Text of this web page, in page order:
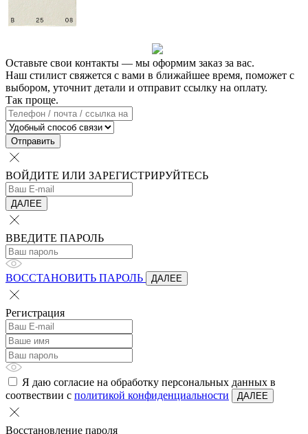
Оставьте свои контакты — мы оформим заказ за вас.
Наш стилист свяжется с вами в ближайшее время, поможет с
выбором, уточнит детали и отправит ссылку на оплату.
Так проще.
Отправить
ВОЙДИТЕ ИЛИ ЗАРЕГИСТРИРУЙТЕСЬ
ДАЛЕЕ
ВВЕДИТЕ ПАРОЛЬ
ВОССТАНОВИТЬ ПАРОЛЬ ДАЛЕЕ
Регистрация
Я даю согласие на обработку персональных данных в
соотвествии с политикой конфиденциальности ДАЛЕЕ
Восстановление пароля